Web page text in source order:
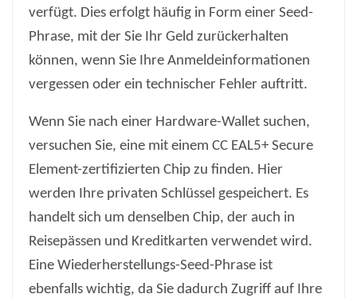
verfügt. Dies erfolgt häufig in Form einer Seed-
Phrase, mit der Sie Ihr Geld zurückerhalten
können, wenn Sie Ihre Anmeldeinformationen
vergessen oder ein technischer Fehler auftritt.
Wenn Sie nach einer Hardware-Wallet suchen,
versuchen Sie, eine mit einem CC EAL5+ Secure
Element-zertifizierten Chip zu finden. Hier
werden Ihre privaten Schlüssel gespeichert. Es
handelt sich um denselben Chip, der auch in
Reisepässen und Kreditkarten verwendet wird.
Eine Wiederherstellungs-Seed-Phrase ist
ebenfalls wichtig, da Sie dadurch Zugriff auf Ihre